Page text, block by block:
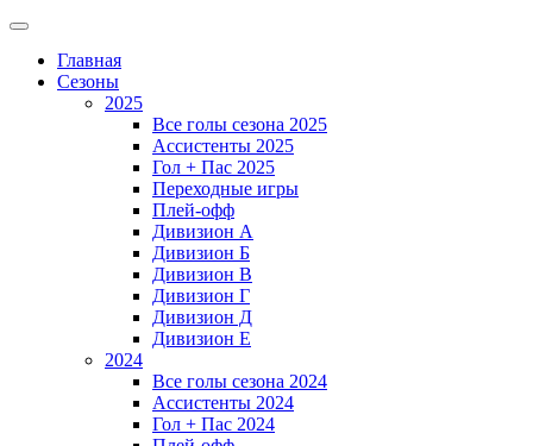
Главная
Сезоны
2025
Все голы сезона 2025
Ассистенты 2025
Гол + Пас 2025
Переходные игры
Плей-офф
Дивизион A
Дивизион Б
Дивизион В
Дивизион Г
Дивизион Д
Дивизион Е
2024
Все голы сезона 2024
Ассистенты 2024
Гол + Пас 2024